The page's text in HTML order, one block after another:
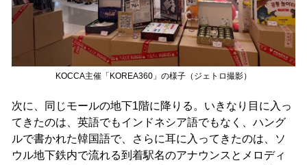
KOCCA主催「KOREA360」の様子（ジェトロ撮影）
次に、同じモールの地下1階に降りる。いきなり目に入っ
てきたのは、英語でもインドネシア語でもなく、ハング
ルで書かれた韓国語で、さらに耳に入ってきたのは、ソ
ウル地下鉄内で流れる到着駅名のアナウンスとメロディ